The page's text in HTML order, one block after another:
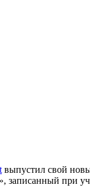
выпустил свой
записанный при